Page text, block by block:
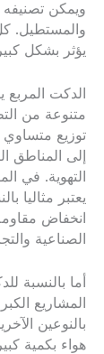
ويمكن تصنيفه
والمستطيل.
يؤثر بشكل
الدكت
متنوعة من
توزيع
إلى المناطق
التهوية. في
يعتبر مثاليا
انخفاض
الصناعية
أما بالنسبة
المشاريع
بالنوعين
هواء بكمية